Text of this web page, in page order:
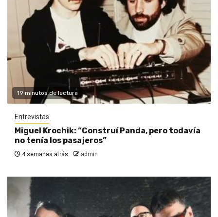
19 minutos de lectura
Entrevistas
Miguel Krochik: “Construí Panda, pero todavía
no tenía los pasajeros”
4 semanas atrás admin